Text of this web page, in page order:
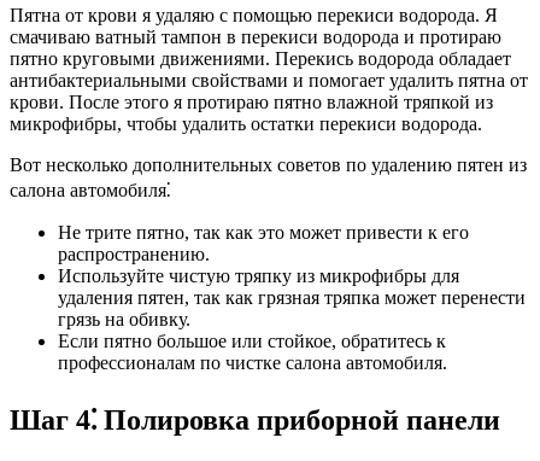
Пятна от крови я удаляю с помощью перекиси водорода. Я
смачиваю ватный тампон в перекиси водорода и протираю
пятно круговыми движениями. Перекись водорода обладает
антибактериальными свойствами и помогает удалить пятна от
крови. После этого я протираю пятно влажной тряпкой из
микрофибры, чтобы удалить остатки перекиси водорода.
Вот несколько дополнительных советов по удалению пятен из
салона автомобиля⁚
Не трите пятно, так как это может привести к его
распространению.
Используйте чистую тряпку из микрофибры для
удаления пятен, так как грязная тряпка может перенести
грязь на обивку.
Если пятно большое или стойкое, обратитесь к
профессионалам по чистке салона автомобиля.
Шаг 4⁚ Полировка приборной панели